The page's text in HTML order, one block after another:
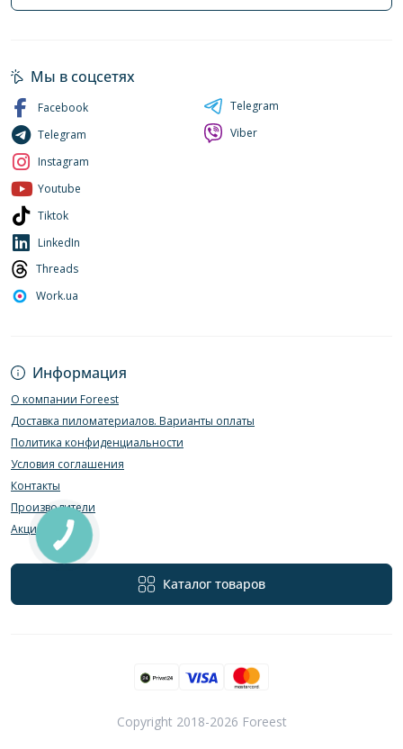
Информация
О компании Foreest
Доставка пиломатериалов. Варианты оплаты
Политика конфиденциальности
Условия соглашения
Контакты
Производители
Акции
Каталог товаров
Мы в соцсетях
Facebook
Telegram
Instagram
Youtube
Tiktok
LinkedIn
Threads
Work.ua
Telegram
Viber
Copyright 2018-2026 Foreest